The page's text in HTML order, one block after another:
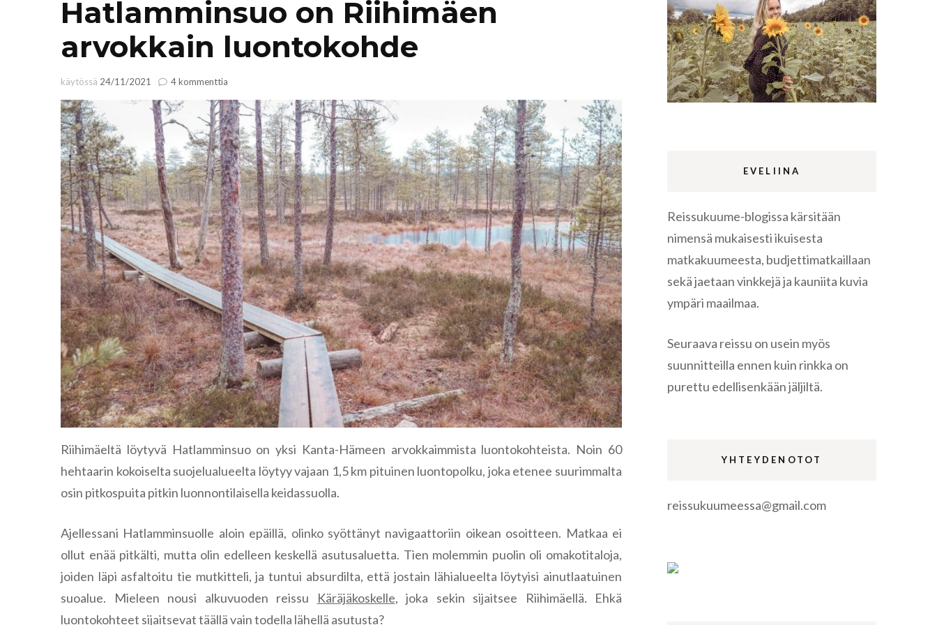
Kaukasia
Tadzikistan
Alanya
Uzbekistan
Kyzylkum
Samarkand
Iso-Britannia
Edinburgh
Venetsia
Itävalta
Kreikka
Kreeta
Rethymnon
Kroatia
Kypros
Ayia Napa
Famagusta
Latvia
Riika
Liettua
Klaipėda
Nida
Norja
Leknes
Lyngen
Portugali
Sintra
Puola
Gdansk
Sinaia
Ruotsi
Visby
Saksa
Berliini
Slovenia
Sermermiut
Lappi
luontopolku
vaellus
Hatlamminsuo on Riihimäen
arvokkain luontokohde
käytössä 24/11/2021 4 kommenttia
on
Riihimäen
arvokkain
luontokohde
Riihimäeltä löytyvä Hatlamminsuo on yksi Kanta-Hämeen arvokkaimmista luontokohteista. Noin 60
hehtaarin kokoiselta suojelualueelta löytyy vajaan 1,5 km pituinen luontopolku, joka etenee suurimmalta
osin pitkospuita pitkin luonnontilaisella keidassuolla.
Ajellessani Hatlamminsuolle aloin epäillä, olinko syöttänyt navigaattoriin oikean osoitteen. Matkaa ei
ollut enää pitkälti, mutta olin edelleen keskellä asutusaluetta. Tien molemmin puolin oli omakotitaloja,
joiden läpi asfaltoitu tie mutkitteli, ja tuntui absurdilta, että jostain lähialueelta löytyisi ainutlaatuinen
suoalue. Mieleen nousi alkuvuoden reissu
Käräjäkoskelle, joka sekin sijaitsee Riihimäellä. Ehkä
luontokohteet sijaitsevat täällä vain todella lähellä asutusta?
EVELIINA
Reissukuume-blogissa kärsitään
nimensä mukaisesti ikuisesta
matkakuumeesta, budjettimatkaillaan
sekä jaetaan vinkkejä ja kauniita kuvia
ympäri maailmaa.
Seuraava reissu on usein myös
suunnitteilla ennen kuin rinkka on
purettu edellisenkään jäljiltä.
YHTEYDENOTOT
reissukuumeessa@gmail.com